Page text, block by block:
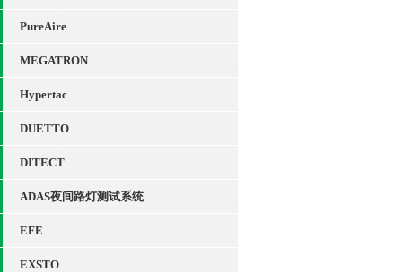
PureAire
MEGATRON
Hypertac
DUETTO
DITECT
ADAS夜间路灯测试系统
EFE
EXSTO